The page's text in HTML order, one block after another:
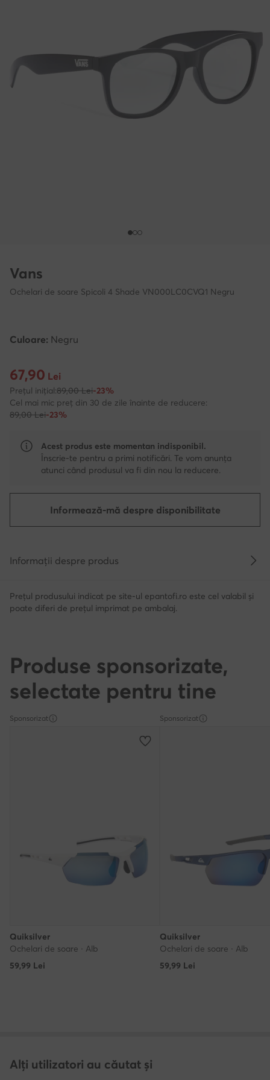
Vans
Ochelari de soare Spicoli 4 Shade VN000LC0CVQ1 Negru
Culoare: Negru
Prețul actual 67,90 Lei
67,90 Lei
Prețul inițial:89,00 Lei-23%
Cel mai mic preț din 30 de zile înainte de reducere:
89,00 Lei-23%
Acest produs este momentan indisponibil.
Înscrie-te pentru a primi notificări. Te vom anunța
atunci când produsul va fi din nou la reducere.
Informează-mă despre disponibilitate
Informații despre produs
Prețul produsului indicat pe site-ul epantofi.ro este cel valabil și
poate diferi de prețul imprimat pe ambalaj.
Produse sponsorizate,
selectate pentru tine
Sponsorizat
Quiksilver
Ochelari de soare · Alb
59,99 Lei
Sponsorizat
Quiksilver
Ochelari de soare · Alb
59,99 Lei
Alți utilizatori au căutat și